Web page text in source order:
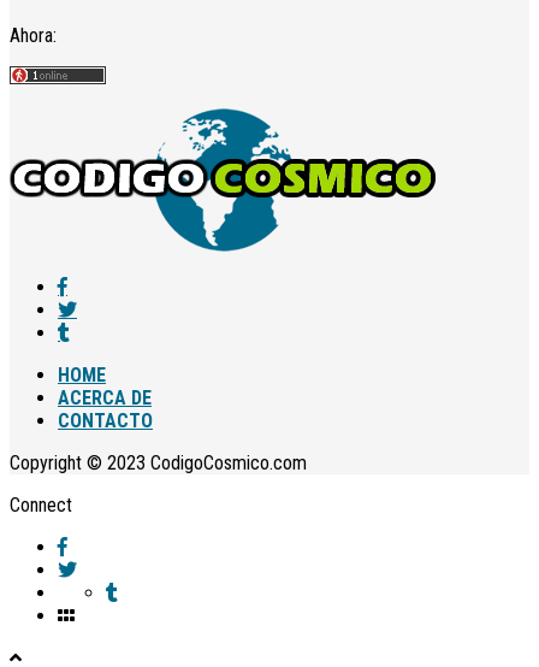
Ahora:
HOME
ACERCA DE
CONTACTO
Copyright © 2023 CodigoCosmico.com
Connect